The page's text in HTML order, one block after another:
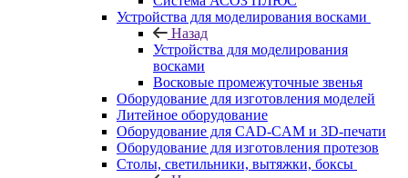
Устройства для моделирования восками
Назад
Устройства для моделирования
восками
Восковые промежуточные звенья
Оборудование для изготовления моделей
Литейное оборудование
Оборудование для CAD-CAM и 3D-печати
Оборудование для изготовления протезов
Cтолы, светильники, вытяжки, боксы